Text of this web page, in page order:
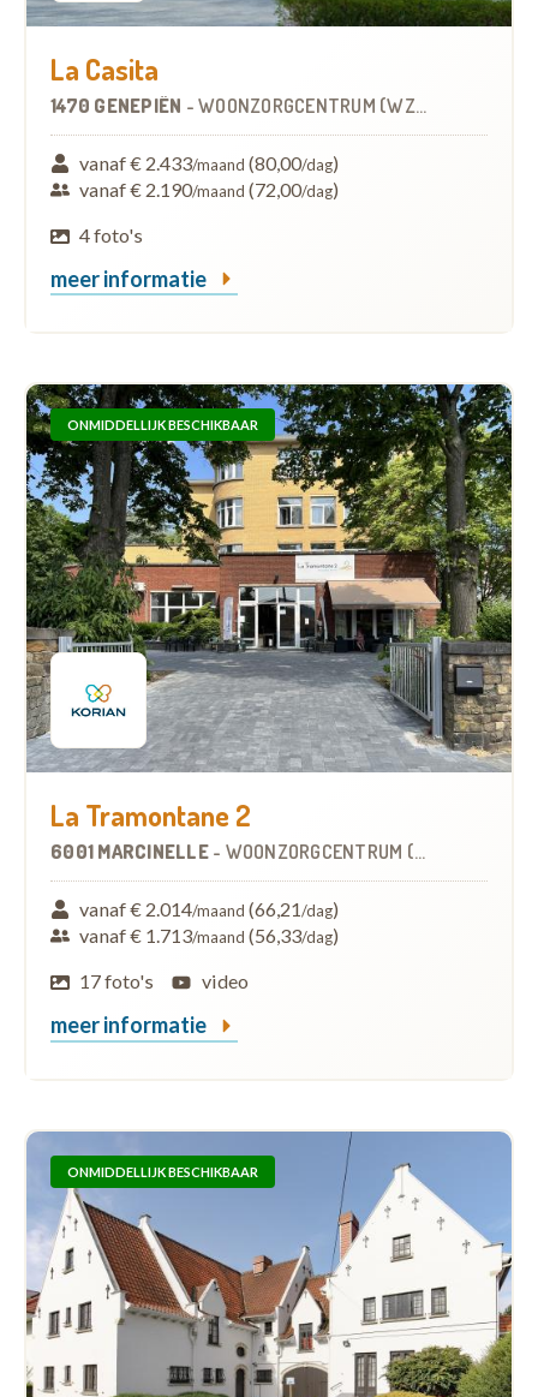
La Casita
1470 GENEPIËN - WOONZORGCENTRUM (WZC)
vanaf € 2.433/maand (80,00/dag)
vanaf € 2.190/maand (72,00/dag)
4 foto's
meer informatie
ONMIDDELLIJK BESCHIKBAAR
La Tramontane 2
6001 MARCINELLE - WOONZORGCENTRUM (WZC)
vanaf € 2.014/maand (66,21/dag)
vanaf € 1.713/maand (56,33/dag)
17 foto's
video
meer informatie
ONMIDDELLIJK BESCHIKBAAR